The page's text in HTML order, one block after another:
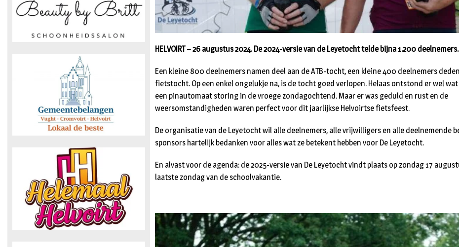
HELVOIRT – 26 augustus 2024. De 2024-versie van de Leyetocht telde bijna 1.200 deelnemers.
Een kleine 800 deelnemers namen deel aan de ATB-tocht, een kleine 400 deelnemers
fietstocht. Op een enkel ongelukje na, is de tocht goed verlopen. Helaas ontstond er wel
een pinautomaat storing in de vroege zondagochtend. Maar er was geduld en rust en de
weersomstandigheden waren perfect voor dit jaarlijkse Helvoirtse fietsfeest.
De organisatie van de Leyetocht wil alle deelnemers, alle vrijwilligers en alle deelnemende
sponsors hartelijk bedanken voor alles wat ze betekent hebben voor De Leyetocht.
En alvast voor de agenda: de 2025-versie van De Leyetocht vindt plaats op zondag 17
laatste zondag van de schoolvakantie.